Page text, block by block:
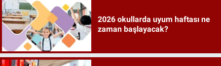
2026 okullarda uyum haftası ne
zaman başlayacak?